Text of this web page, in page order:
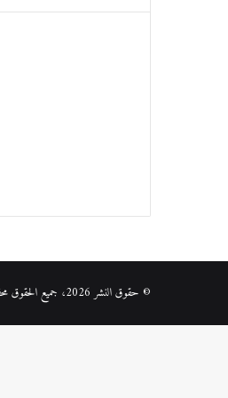
© حقوق النشر 2026، جميع الحقوق محفوظة |